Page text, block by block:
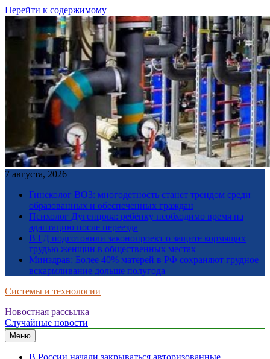
Перейти к содержимому
7 августа, 2026
Гинеколог ВОЗ: многодетность станет трендом среди
образованных и обеспеченных граждан
Психолог Дугенцова: ребёнку необходимо время на
адаптацию после переезда
В ГД подготовили законопроект о защите кормящих
грудью женщин в общественных местах
Минздрав: Более 40% матерей в РФ сохраняют грудное
вскармливание дольше полугода
Системы и технологии
Новостная рассылка
Случайные новости
Меню
В России начали закрываться авторизованные